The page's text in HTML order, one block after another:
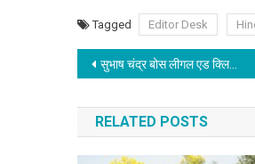
Tagged Editor Desk
Post navigation
सुभाष चंद्र बोस लीगल एड क्लिनिक के द्वारा लोगों को कानून की जानकारी दी गई
RELATED POSTS